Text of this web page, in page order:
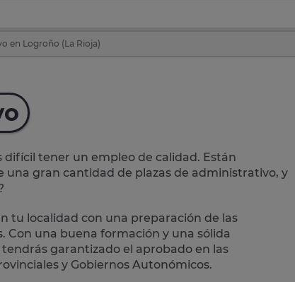
en Logroño (La Rioja)
tener un empleo de calidad. Están
una gran cantidad de plazas de administrativo, y
tu localidad con una preparación de las
Con una buena formación y una sólida
garantizado el aprobado en las
y Gobiernos Autonómicos.